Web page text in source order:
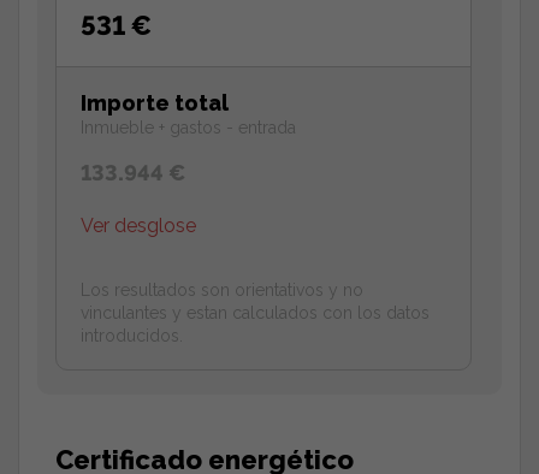
531 €
Importe total
Inmueble + gastos - entrada
133.944 €
Ver desglose
Los resultados son orientativos y no
vinculantes y estan calculados con los datos
introducidos.
Certificado energético